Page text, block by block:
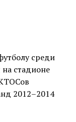
среди
стадионе
2012–2014